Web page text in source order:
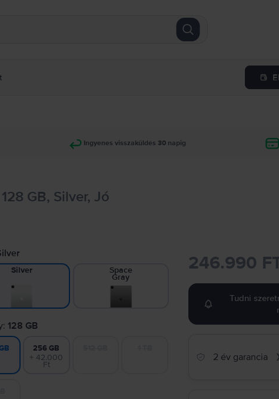
Ingyenes visszaküldés 30 napig
128 GB, Silver, Jó
Silver Space
Gray
128 GB
256 GB
+ 42.000
Ft
246.990
Tudni
2 év garancia